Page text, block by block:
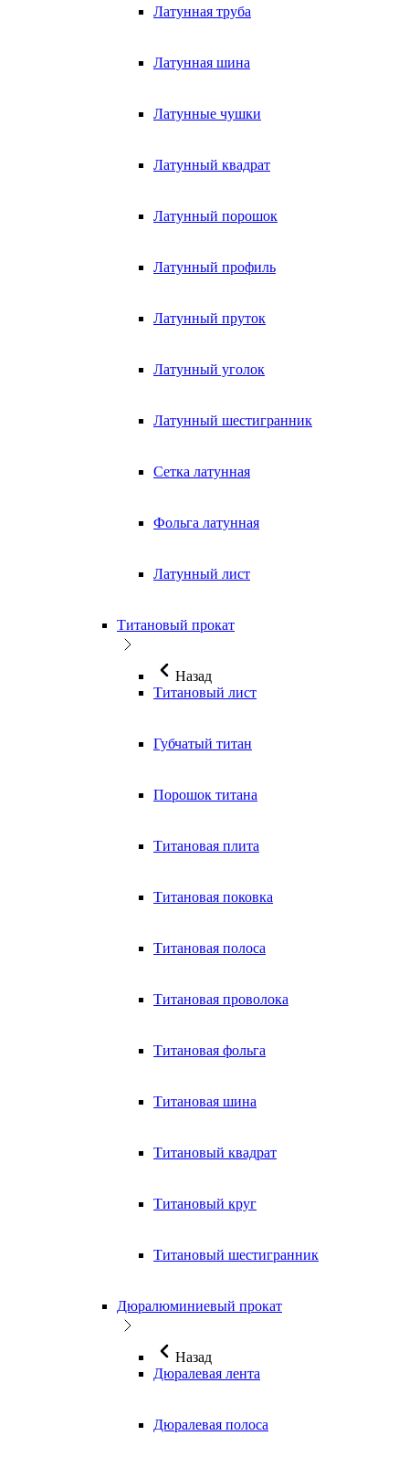
Латунная труба
Латунная шина
Латунные чушки
Латунный квадрат
Латунный порошок
Латунный профиль
Латунный пруток
Латунный уголок
Латунный шестигранник
Сетка латунная
Фольга латунная
Латунный лист
Титановый прокат
Назад
Титановый лист
Губчатый титан
Порошок титана
Титановая плита
Титановая поковка
Титановая полоса
Титановая проволока
Титановая фольга
Титановая шина
Титановый квадрат
Титановый круг
Титановый шестигранник
Дюралюминиевый прокат
Назад
Дюралевая лента
Дюралевая полоса